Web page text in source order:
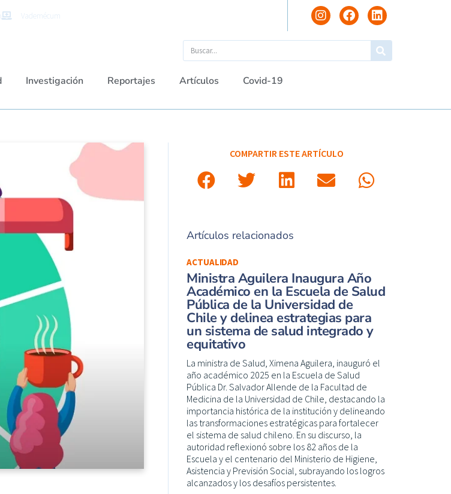
Vademécum
Investigación Reportajes Artículos Covid-19
COMPARTIR ESTE ARTÍCULO
Artículos relacionados
ACTUALIDAD
Ministra Aguilera Inaugura Año
Académico en la Escuela de Salud
Pública de la Universidad de
Chile y delinea estrategias para
un sistema de salud integrado y
equitativo
La ministra de Salud, Ximena Aguilera, inauguró el
año académico 2025 en la Escuela de Salud
Pública Dr. Salvador Allende de la Facultad de
Medicina de la Universidad de Chile, destacando la
importancia histórica de la institución y delineando
las transformaciones estratégicas para fortalecer
el sistema de salud chileno. En su discurso, la
autoridad reflexionó sobre los 82 años de la
Escuela y el centenario del Ministerio de Higiene,
Asistencia y Previsión Social, subrayando los logros
alcanzados y los desafíos persistentes.